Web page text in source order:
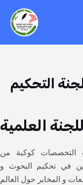
contenu
التحكيم
التخصصات كوكبة من
في تحكيم البحوث و
و المخابر حول العالم